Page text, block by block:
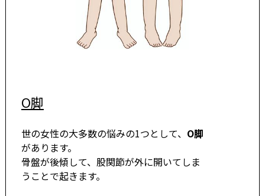
O脚
世の女性の大多数の悩みの1つとして、 O脚
があります。
骨盤が後傾して、股関節が外に開いてしま
うことで起きます。